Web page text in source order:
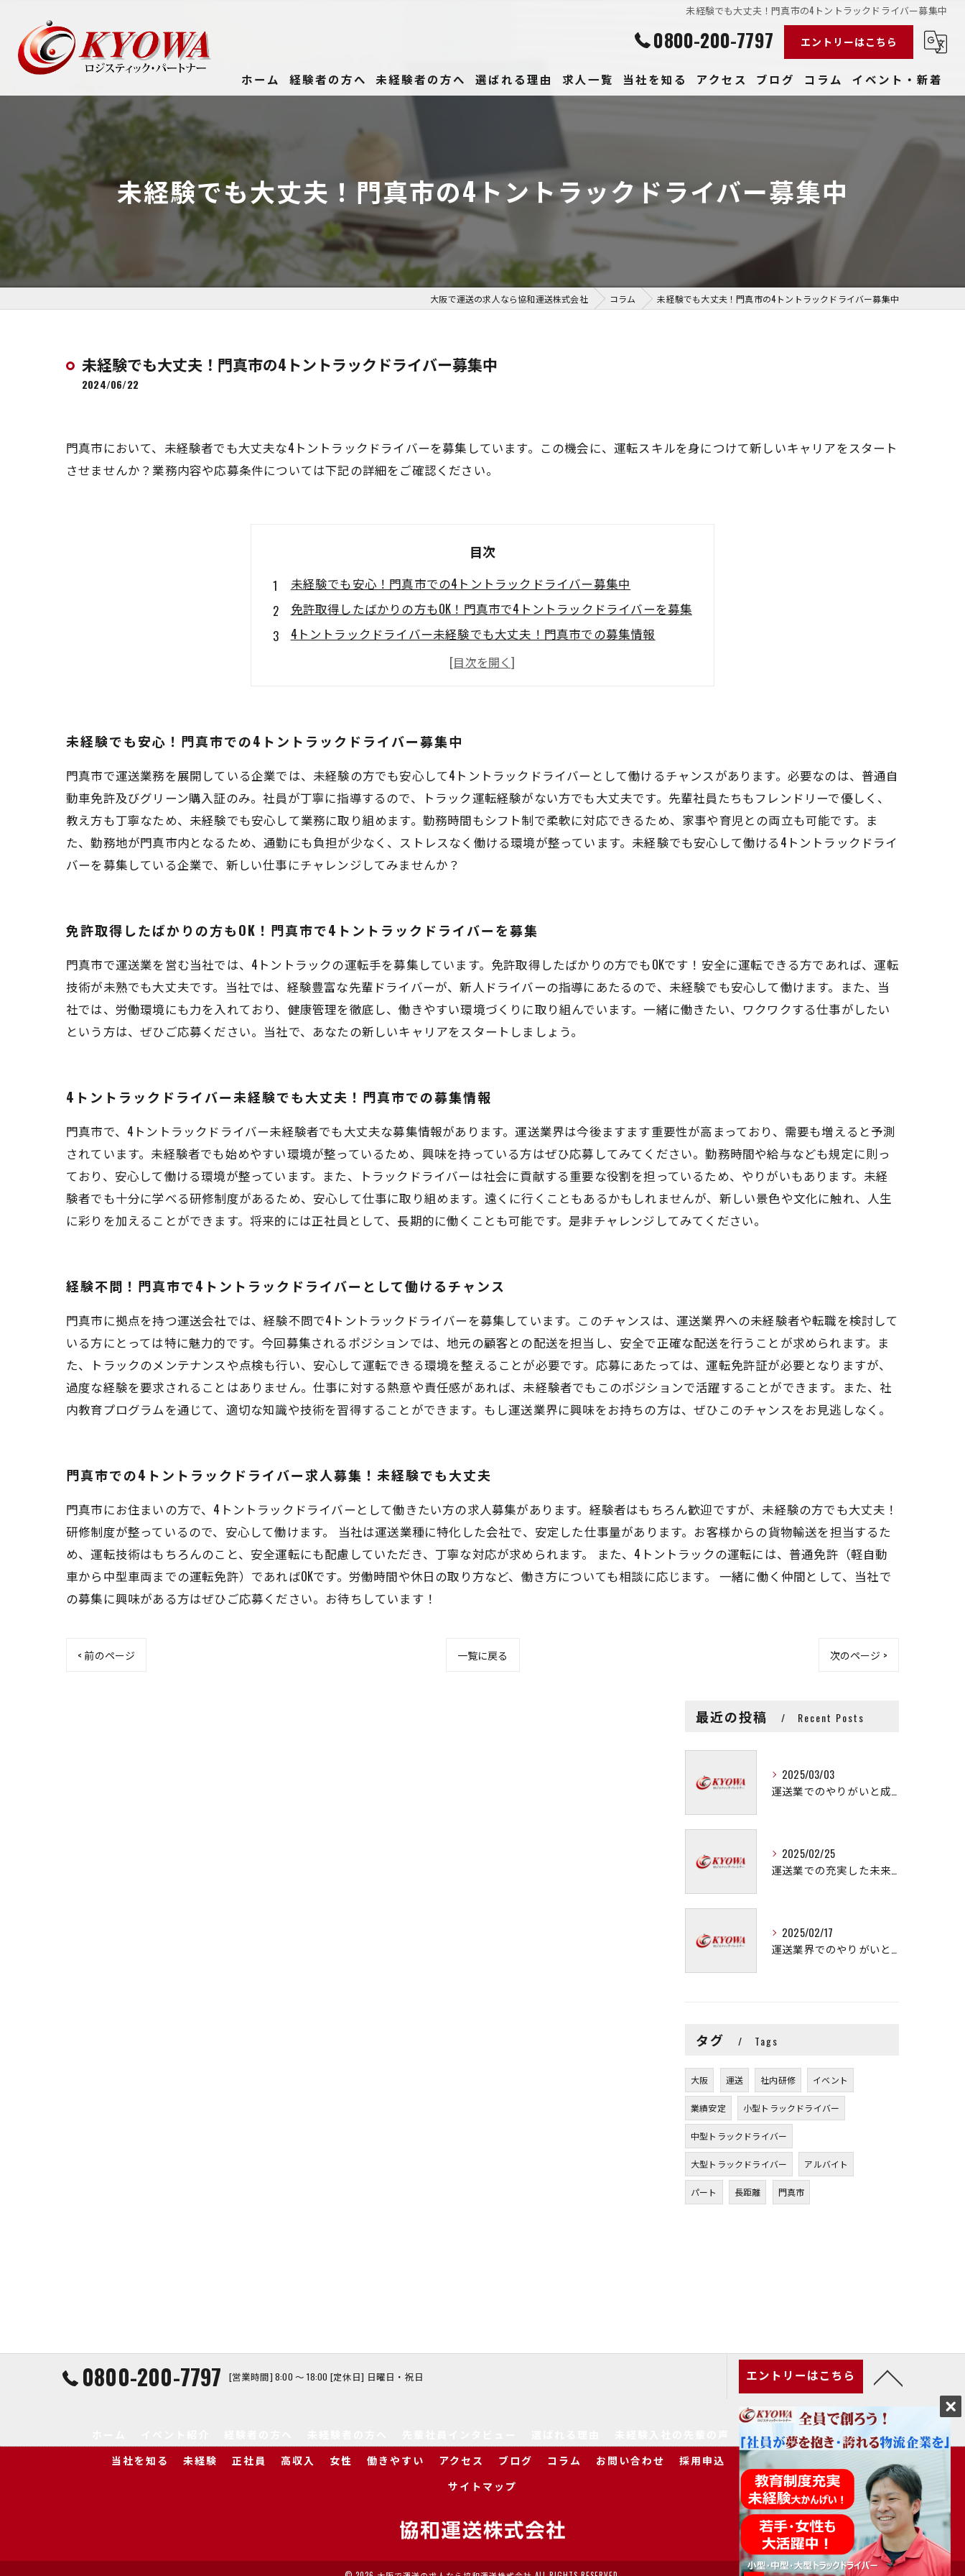
未経験でも大丈夫！門真市の4トントラックドライバー募集中
0800-200-7797 エントリーはこちら
ホーム 経験者の方へ 未経験者の方へ 選ばれる理由 求人一覧 当社を知る
高収入
アクセス ブログ コラム イベント・新着
未経験でも大丈夫！門真市の4トントラックドライバー募集中
大阪で運送の求人なら協和運送株式会社 コラム 未経験でも大丈夫！門真市の4トントラックドライバー募集中
未経験でも大丈夫！門真市の4トントラックドライバー募集中
2024/06/22
門真市において、未経験者でも大丈夫な4トントラックドライバーを募集しています。この機会に、運転スキルを身につけて新しいキャリアをスタート
させませんか？業務内容や応募条件については下記の詳細をご確認ください。
目次
未経験でも安心！門真市での4トントラックドライバー募集中
免許取得したばかりの方もOK！門真市で4トントラックドライバーを募集
4トントラックドライバー未経験でも大丈夫！門真市での募集情報
経験不問！門真市で4トントラックドライバーとして働けるチャンス
未経験でも安心！門真市での4トントラックドライバー募集中
門真市で運送業務を展開している企業では、未経験の方でも安心して4トントラックドライバーとして働けるチャンスがあります。必要なのは、普通自
動車免許及びグリーン購入証のみ。社員が丁寧に指導するので、トラック運転経験がない方でも大丈夫です。先輩社員たちもフレンドリーで優しく、
教え方も丁寧なため、未経験でも安心して業務に取り組めます。勤務時間もシフト制で柔軟に対応できるため、家事や育児との両立も可能です。ま
た、勤務地が門真市内となるため、通勤にも負担が少なく、ストレスなく働ける環境が整っています。未経験でも安心して働ける4トントラックドライ
バーを募集している企業で、新しい仕事にチャレンジしてみませんか？
免許取得したばかりの方もOK！門真市で4トントラックドライバーを募集
門真市で運送業を営む当社では、4トントラックの運転手を募集しています。免許取得したばかりの方でもOKです！安全に運転できる方であれば、運転
技術が未熟でも大丈夫です。当社では、経験豊富な先輩ドライバーが、新人ドライバーの指導にあたるので、未経験でも安心して働けます。また、当
社では、労働環境にも力を入れており、健康管理を徹底し、働きやすい環境づくりに取り組んでいます。一緒に働きたい、ワクワクする仕事がしたい
という方は、ぜひご応募ください。当社で、あなたの新しいキャリアをスタートしましょう。
4トントラックドライバー未経験でも大丈夫！門真市での募集情報
門真市で、4トントラックドライバー未経験者でも大丈夫な募集情報があります。運送業界は今後ますます重要性が高まっており、需要も増えると予測
されています。未経験者でも始めやすい環境が整っているため、興味を持っている方はぜひ応募してみてください。勤務時間や給与なども規定に則っ
ており、安心して働ける環境が整っています。また、トラックドライバーは社会に貢献する重要な役割を担っているため、やりがいもあります。未経
験者でも十分に学べる研修制度があるため、安心して仕事に取り組めます。遠くに行くこともあるかもしれませんが、新しい景色や文化に触れ、人生
に彩りを加えることができます。将来的には正社員として、長期的に働くことも可能です。是非チャレンジしてみてください。
経験不問！門真市で4トントラックドライバーとして働けるチャンス
門真市に拠点を持つ運送会社では、経験不問で4トントラックドライバーを募集しています。このチャンスは、運送業界への未経験者や転職を検討して
いる方にとっては特に魅力的です。今回募集されるポジションでは、地元の顧客との配送を担当し、安全で正確な配送を行うことが求められます。ま
た、トラックのメンテナンスや点検も行い、安心して運転できる環境を整えることが必要です。応募にあたっては、運転免許証が必要となりますが、
過度な経験を要求されることはありません。仕事に対する熱意や責任感があれば、未経験者でもこのポジションで活躍することができます。また、社
内教育プログラムを通じて、適切な知識や技術を習得することができます。もし運送業界に興味をお持ちの方は、ぜひこのチャンスをお見逃しなく。
門真市での4トントラックドライバー求人募集！未経験でも大丈夫
門真市にお住まいの方で、4トントラックドライバーとして働きたい方の求人募集があります。経験者はもちろん歓迎ですが、未経験の方でも大丈夫！
研修制度が整っているので、安心して働けます。 当社は運送業種に特化した会社で、安定した仕事量があります。お客様からの貨物輸送を担当するた
め、運転技術はもちろんのこと、安全運転にも配慮していただき、丁寧な対応が求められます。 また、4トントラックの運転には、普通免許（軽自動
車から中型車両までの運転免許）であればOKです。労働時間や休日の取り方など、働き方についても相談に応じます。 一緒に働く仲間として、当社で
の募集に興味がある方はぜひご応募ください。お待ちしています！
< 前のページ 一覧に戻る 次のページ >
最近の投稿 Recent Posts
2025/03/03
運送業でのやりがいと成長の秘訣
2025/02/25
運送業での充実した未来を拓く方法
2025/02/17
運送業界でのやりがいと可能性
タグ Tags
大阪 運送 社内研修 イベント
業績安定 小型トラックドライバー
中型トラックドライバー
大型トラックドライバー アルバイト
パート 長距離 門真市
0800-200-7797 [営業時間] 8:00 ～ 18:00 [定休日] 日曜日・祝日 エントリーはこちら
家族の皆様へ
求人一覧
当社を知る
未経験 正社員 高収入 女性 働きやすい アクセス ブログ コラム お問い合わせ 採用申込
プライバシーポリシー
サイトマップ